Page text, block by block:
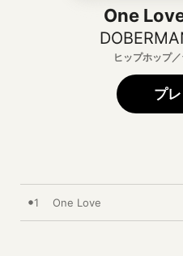
One
ヒップホップ
プ
1 One Love